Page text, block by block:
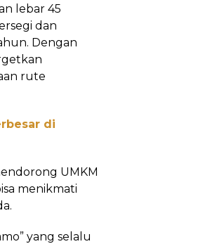
lebar 45
dan
Dengan
rute
di
UMKM
menikmati
yang selalu